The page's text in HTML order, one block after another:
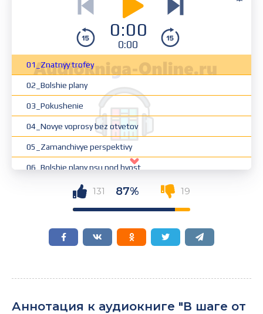
0:00
0:00
01_Znatnyy trofey
02_Bolshie plany
03_Pokushenie
04_Novye voprosy bez otvetov
05_Zamanchivye perspektivy
06_Bolshie plany psu pod hvost
07_I snova mimo tseli
08_Shturm faktorii Layyata
09_Vzaimovygodnyy dogovor
13_V shage ot doma
131 87% 19
Аннотация к аудиокниге "В шаге от